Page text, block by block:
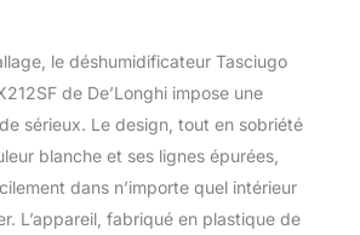
: La fonction de
ce qui la rend parfaite
les chambres, les buanderies ou
partagés COMPACT ET
À DÉPLACER : Léger avec une
portable se déplace
d'une pièce à l'autre selon
le déshumidificateur Tasciugo
de De’Longhi impose une
sérieux. Le design, tout en sobriété
blanche et ses lignes épurées,
dans n’importe quel intérieur
L’appareil, fabriqué en plastique de